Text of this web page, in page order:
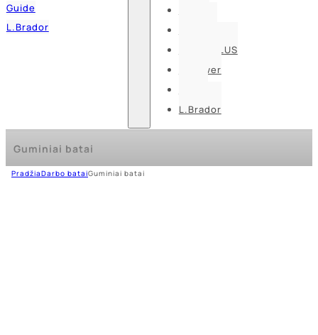
Guide
L.Brador
DELTA PLUS
U-power
L.Brador
Guminiai batai
PradžiaDarbo bataiGuminiai batai